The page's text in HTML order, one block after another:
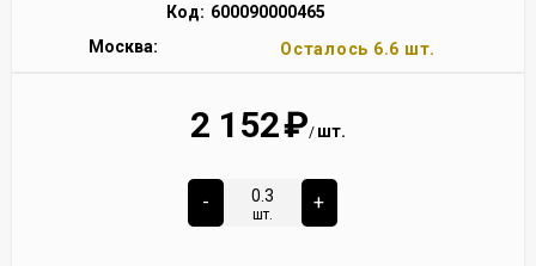
Код: 600090000465
Москва:
Осталось 6.6 шт.
2 152₽/ шт.
-
шт.
+